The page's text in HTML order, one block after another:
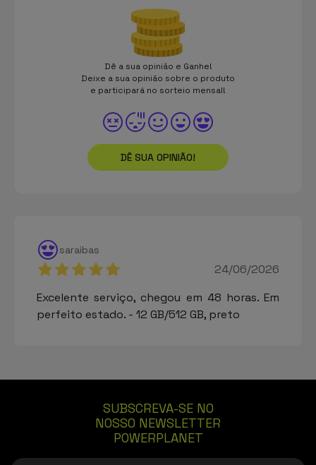
Dê a sua opinião e Ganhe!
Deixe a sua opinião sobre o produto
e participará no sorteio mensal!
DÊ SUA OPINIÃO!
saraibas
24/06/2026
Excelente serviço, chegou em 48 horas. Em
perfeito estado. - 12 GB/512 GB, preto
SUBSCREVA-SE NO
NOSSO NEWSLETTER
POWERPLANET